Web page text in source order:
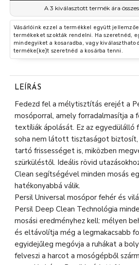
A 3 kiválasztott termék ára
Vásárlóink ezzel a termékkel együtt
termékeket szokták rendelni. Ha szeretnéd,
mindegyiket a kosaradba, vagy
terméke(ke)t szeretnéd a kosárba tenni.
LEÍRÁS
Fedezd fel a mélytisztítás erejét a
mosóporral, amely forradalmasítja a
textíliák ápolását. Ez az egyedülálló
soha nem látott tisztaságot biztosít,
tartó frissességet is, miközben
szürküléstől. Ideális rövid
Clean segítségével minden mosás
hatékonyabbá válik.
Persil Universal mosópor fehér és
Persil Deep Clean Technológia
mosási eredményhez kell: mélyen
és eltávolítja még a legmakacsabb
egyidejűleg megóvja a ruhákat a
felveszi a harcot a mosógépből